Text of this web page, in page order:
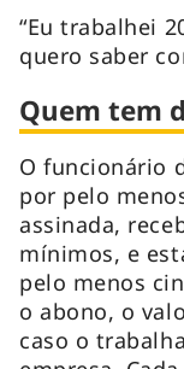
“Eu trabalhei
quero saber
Quem tem
O funcionário
por pelo
assinada,
mínimos, e
pelo menos
o abono, o
caso o